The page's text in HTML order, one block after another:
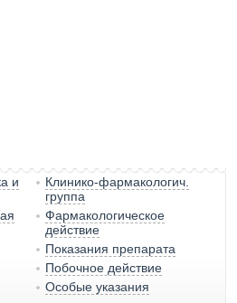
и
Клинико-фармакологич.
группа
Фармакологическое
действие
Показания препарата
Побочное действие
Особые указания